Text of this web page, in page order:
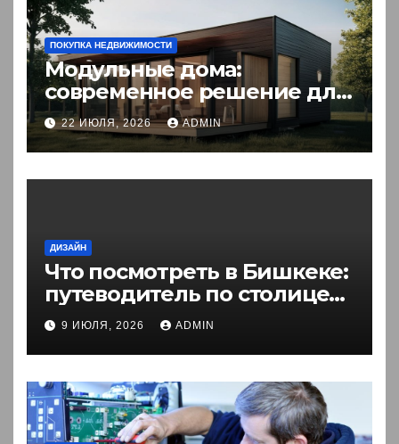
ПОКУПКА НЕДВИЖИМОСТИ
Модульные дома:
современное решение для
комфортного житья
22 ИЮЛЯ, 2026 ADMIN
ДИЗАЙН
Что посмотреть в Бишкеке:
путеводитель по столице
Кыргызстана
9 ИЮЛЯ, 2026 ADMIN